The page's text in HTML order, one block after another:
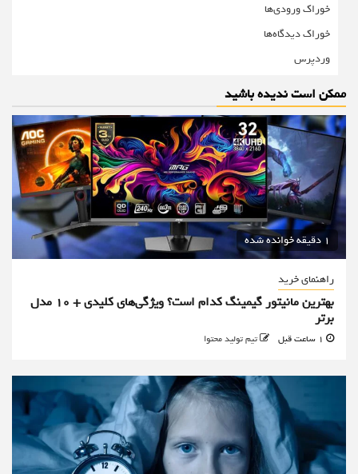
خوراک ورودی‌ها
خوراک دیدگاه‌ها
وردپرس
ممکن است ندیده باشید
1 دقیقه خوانده شده
راهنمای خرید
بهترین مانیتور گیمینگ کدام است؟ ویژگی‌های کلیدی + 10 مدل
برتر
تیم تولید محتوا